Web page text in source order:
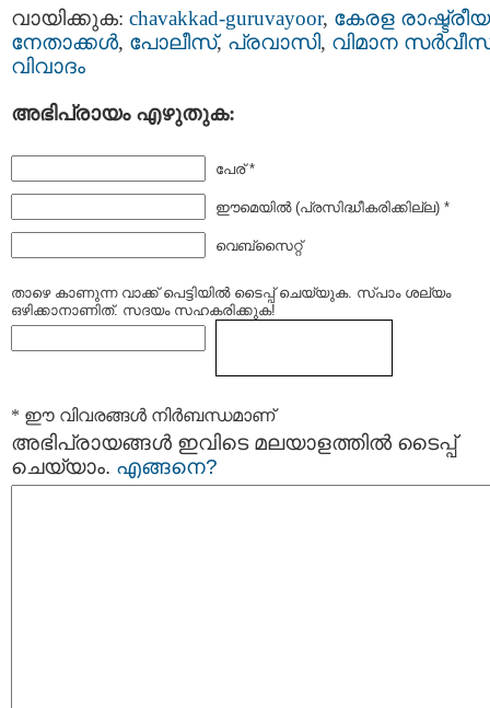
വായിക്കുക: chavakkad-guruvayoor, കേരള രാഷ്ട്രീയ
നേതാക്കള്‍, പോലീസ്‌, പ്രവാസി, വിമാന
വിവാദം
അഭിപ്രായം എഴുതുക:
പേര് *
ഈമെയില്‍ (പ്രസിദ്ധീകരിക്കില്ല) *
വെബ്സൈറ്റ്
താഴെ കാണുന്ന വാക്ക് പെട്ടിയില്‍ ടൈപ്പ്‌ ചെയ്യുക. സ്പാം ശല്യം
ഒഴിക്കാനാണിത്. സദയം സഹകരിക്കുക!
* ഈ വിവരങ്ങള്‍ നിര്‍ബന്ധമാണ്
അഭിപ്രായങ്ങള്‍ ഇവിടെ മലയാളത്തില്‍ ടൈപ്പ്
ചെയ്യാം. എങ്ങനെ?